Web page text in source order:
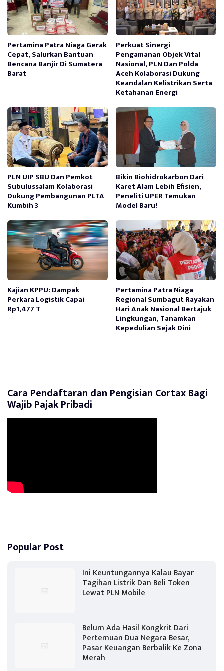
Pertamina Patra Niaga Gerak
Cepat, Salurkan Bantuan
Bencana Banjir Di Sumatera
Barat
Perkuat Sinergi
Pengamanan Objek Vital
Nasional, PLN Dan Polda
Aceh Kolaborasi Dukung
Keandalan Kelistrikan Serta
Ketahanan Energi
PLN UIP SBU Dan Pemkot
Subulussalam Kolaborasi
Dukung Pembangunan PLTA
Kumbih 3
Bikin Biohidrokarbon Dari
Karet Alam Lebih Efisien,
Peneliti UPER Temukan
Model Baru!
Kajian KPPU: Dampak
Perkara Logistik Capai
Rp1,477 T
Pertamina Patra Niaga
Regional Sumbagut Rayakan
Hari Anak Nasional Bertajuk
Lingkungan, Tanamkan
Kepedulian Sejak Dini
Cara Pendaftaran dan Pengisian Cortax Bagi
Wajib Pajak Pribadi
Popular Post
Ini Keuntungannya Kalau Bayar
Tagihan Listrik Dan Beli Token
Lewat PLN Mobile
Belum Ada Hasil Kongkrit Dari
Pertemuan Dua Negara Besar,
Pasar Keuangan Berbalik Ke Zona
Merah